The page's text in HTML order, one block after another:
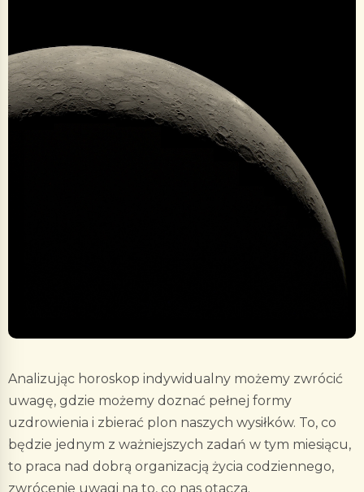
Analizując horoskop indywidualny możemy zwrócić
uwagę, gdzie możemy doznać pełnej formy
uzdrowienia i zbierać plon naszych wysiłków. To, co
będzie jednym z ważniejszych zadań w tym miesiącu,
to praca nad dobrą organizacją życia codziennego,
zwrócenie uwagi na to, co nas otacza.